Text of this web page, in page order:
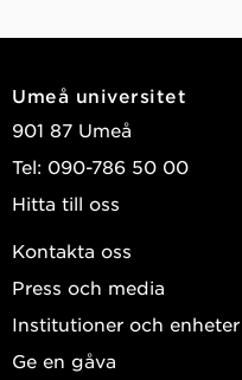
Umeå universitet
901 87 Umeå
Tel: 090-786 50 00
Hitta till oss
Kontakta oss
Press och media
Institutioner och enheter
Ge en gåva